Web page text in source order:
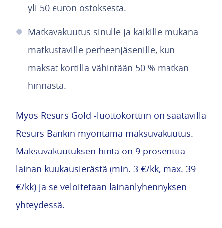
yli 50 euron ostoksesta.
Matkavakuutus sinulle ja kaikille mukana
matkustaville perheenjäsenille, kun
maksat kortilla vähintään 50 % matkan
hinnasta.
Myös Resurs Gold -luottokorttiin on saatavilla
Resurs Bankin myöntämä maksuvakuutus.
Maksuvakuutuksen hinta on 9 prosenttia
lainan kuukausierästä (min. 3 €/kk, max. 39
€/kk) ja se veloitetaan lainanlyhennyksen
yhteydessä.